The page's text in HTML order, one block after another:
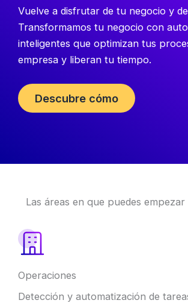
Vuelve a disfrutar de tu negocio y
Transformamos tu negocio con
inteligentes que optimizan tus
empresa y liberan tu tiempo.
Descubre cómo
Las áreas en que puedes
Operaciones
Detección y automatización de